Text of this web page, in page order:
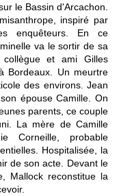
le Bassin d'Arcachon.
inspiré par
enquêteurs. En ce
va le sortir de sa
et ami Gilles
Bordeaux. Un meurtre
des environs. Jean
épouse Camille. On
parents, ce couple
La mère de Camille
Corneille, probable
Hospitalisée, la
de son acte. Devant le
Mallock reconstitue la